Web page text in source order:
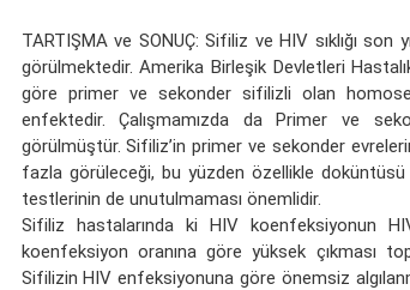
TARTIŞMA ve SONUÇ: Sifiliz ve HIV sıklığı
görülmektedir. Amerika Birleşik Devletleri
göre primer ve sekonder sifilizli olan
enfektedir. Çalışmamızda da Primer ve
görülmüştür. Sifiliz’in primer ve sekonder
fazla görüleceği, bu yüzden özellikle
testlerinin de unutulmaması önemlidir.
Sifiliz hastalarında ki HIV koenfeksiyonun
koenfeksiyon oranına göre yüksek çıkması
Sifilizin HIV enfeksiyonuna göre önemsiz